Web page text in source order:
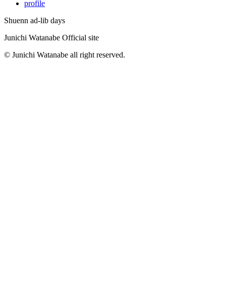
profile
Shuenn ad-lib days
Junichi Watanabe Official site
© Junichi Watanabe all right reserved.